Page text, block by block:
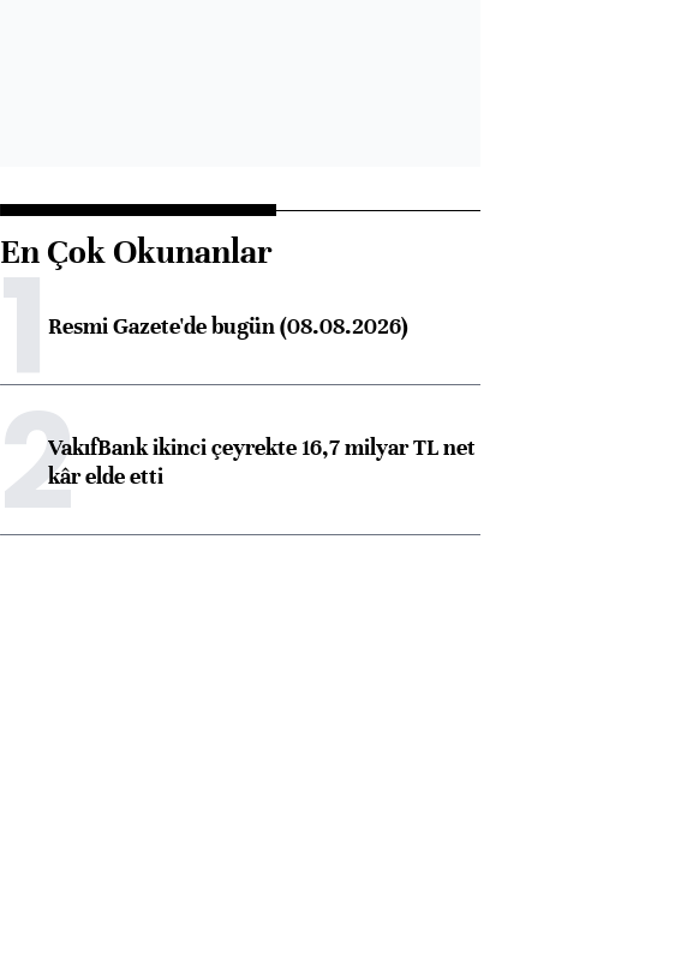
En Çok Okunanlar
1Resmi Gazete'de bugün (08.08.2026)
2VakıfBank ikinci çeyrekte 16,7 milyar TL net
kâr elde etti